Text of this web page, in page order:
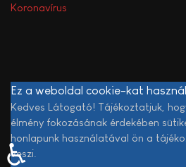
Koronavírus
Ez a weboldal cookie-kat használ.
Kedves Látogató! Tájékoztatjuk,
élmény fokozásának érdekében
honlapunk használatával ön a
veszi.